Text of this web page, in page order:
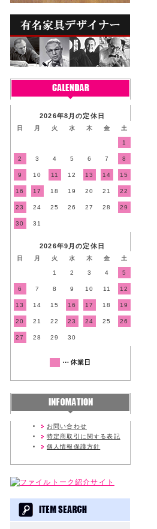
2026年8月の定休日
日 月 火 水 木 金 土
1
2 3 4 5 6 7 8
9 10 11 12 13 14 15
16 17 18 19 20 21 22
23 24 25 26 27 28 29
30 31
2026年9月の定休日
日 月 火 水 木 金 土
1 2 3 4 5
6 7 8 9 10 11 12
13 14 15 16 17 18 19
20 21 22 23 24 25 26
27 28 29 30
お問い合わせ
特定商取引に関する表記
個人情報保護方針